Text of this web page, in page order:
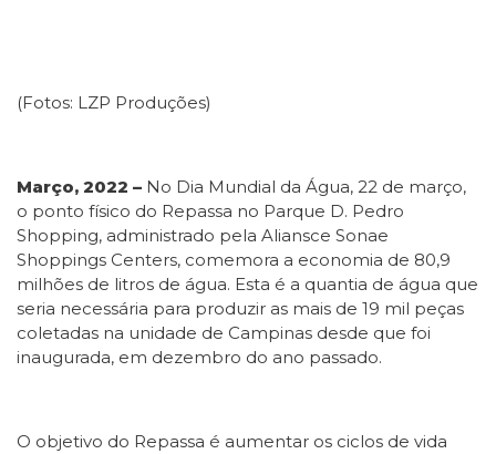
(Fotos: LZP Produções)
Março, 2022 – No Dia Mundial da Água, 22 de março,
o ponto físico do Repassa no Parque D. Pedro
Shopping, administrado pela Aliansce Sonae
Shoppings Centers, comemora a economia de 80,9
milhões de litros de água. Esta é a quantia de água que
seria necessária para produzir as mais de 19 mil peças
coletadas na unidade de Campinas desde que foi
inaugurada, em dezembro do ano passado.
O objetivo do Repassa é aumentar os ciclos de vida